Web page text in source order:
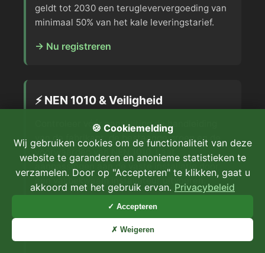
geldt tot 2030 een terugleververgoeding van
minimaal 50% van het kale leveringstarief.
→ Nu registreren
⚡ NEN 1010 & Veiligheid
Controleer vóór aansluiting de handleiding
van de fabrikant, de bestaande groep en de
voorwaarden van NEN 1010. Laat
aanpassingen aan de vaste installatie door
een vakbekwaam installateur uitvoeren.
→ Technische details
🍪 Cookiemelding
Wij gebruiken cookies om de functionaliteit van deze
website te garanderen en anonieme statistieken te
verzamelen. Door op "Accepteren" te klikken, gaat u
akkoord met het gebruik ervan. Privacybeleid
✓ Accepteren
✗ Weigeren